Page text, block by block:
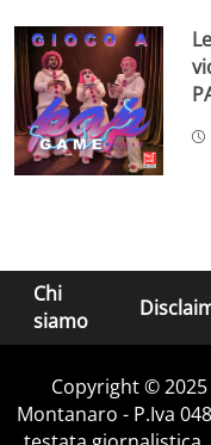
Chi
siamo
Copyright ©
Montanaro - P.Iva